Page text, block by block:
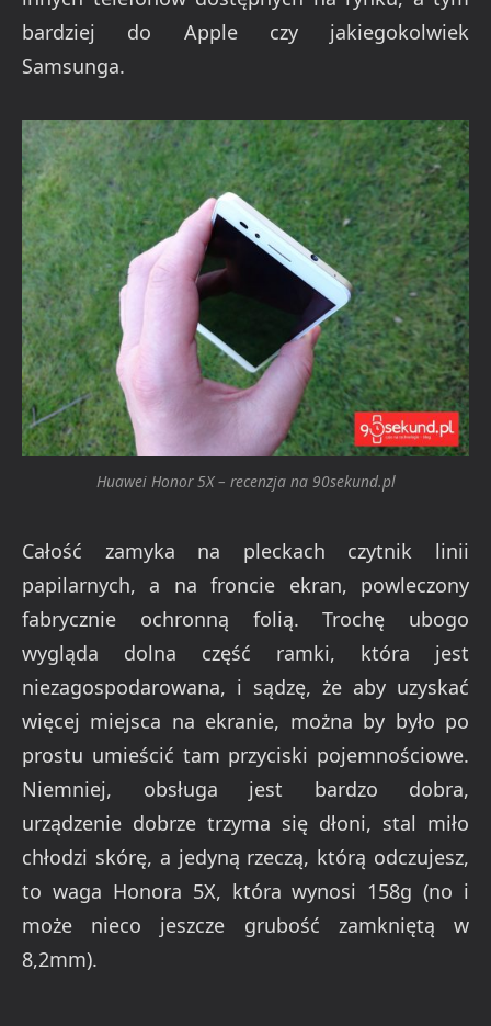
bardziej do Apple czy jakiegokolwiek
Samsunga.
Huawei Honor 5X – recenzja na 90sekund.pl
Całość zamyka na pleckach czytnik linii
papilarnych, a na froncie ekran, powleczony
fabrycznie ochronną folią. Trochę ubogo
wygląda dolna część ramki, która jest
niezagospodarowana, i sądzę, że aby uzyskać
więcej miejsca na ekranie, można by było po
prostu umieścić tam przyciski pojemnościowe.
Niemniej, obsługa jest bardzo dobra,
urządzenie dobrze trzyma się dłoni, stal miło
chłodzi skórę, a jedyną rzeczą, którą odczujesz,
to waga Honora 5X, która wynosi 158g (no i
może nieco jeszcze grubość zamkniętą w
8,2mm).